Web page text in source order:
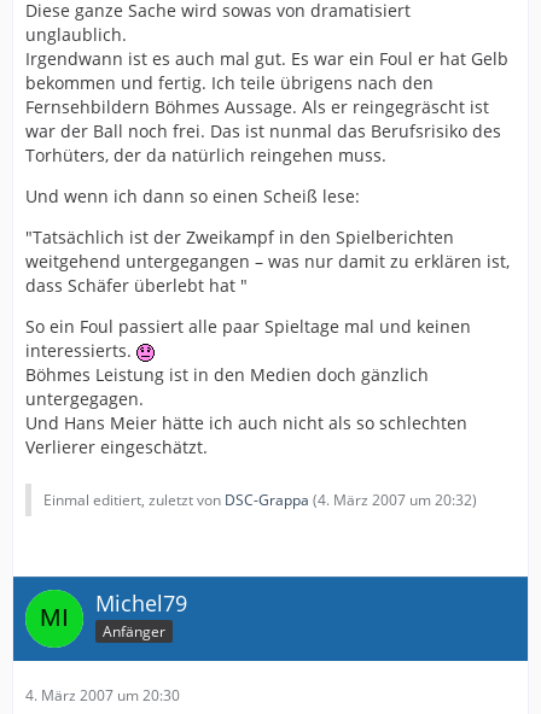
Diese ganze Sache wird sowas von dramatisiert
unglaublich.
Irgendwann ist es auch mal gut. Es war ein Foul er hat Gelb
bekommen und fertig. Ich teile übrigens nach den
Fernsehbildern Böhmes Aussage. Als er reingegräscht ist
war der Ball noch frei. Das ist nunmal das Berufsrisiko des
Torhüters, der da natürlich reingehen muss.
Und wenn ich dann so einen Scheiß lese:
"Tatsächlich ist der Zweikampf in den Spielberichten
weitgehend untergegangen – was nur damit zu erklären ist,
dass Schäfer überlebt hat "
So ein Foul passiert alle paar Spieltage mal und keinen
interessierts.
Böhmes Leistung ist in den Medien doch gänzlich
untergegagen.
Und Hans Meier hätte ich auch nicht als so schlechten
Verlierer eingeschätzt.
Einmal editiert, zuletzt von DSC-Grappa (4. März 2007 um 20:32)
Michel79
Anfänger
4. März 2007 um 20:30